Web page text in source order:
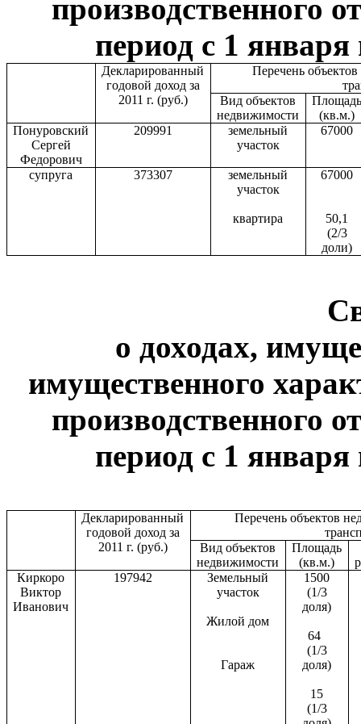
производственного
период с 1 января
Декларированный
годовой доход за
2011 г. (руб.)
Перечень
Вид объектов
недвижимости
(кв.м.)
Понуровский
Сергей
Федорович
209991
земельный
участок
67000
супруга 373307
земельный
участок
квартира
67000
50,1
(2/3
доли)
о доходах,
имущественного
производственного
период с 1 января
Декларированный
годовой доход за
2011 г. (руб.)
Перечень объектов
Вид объектов
недвижимости
Площадь
(кв.м.)
Киркоро
Виктор
Иванович
197942
Земельный
участок
Жилой дом
Гараж
1500
(1/3
доля)
64
(1/3
доля)
15
(1/3